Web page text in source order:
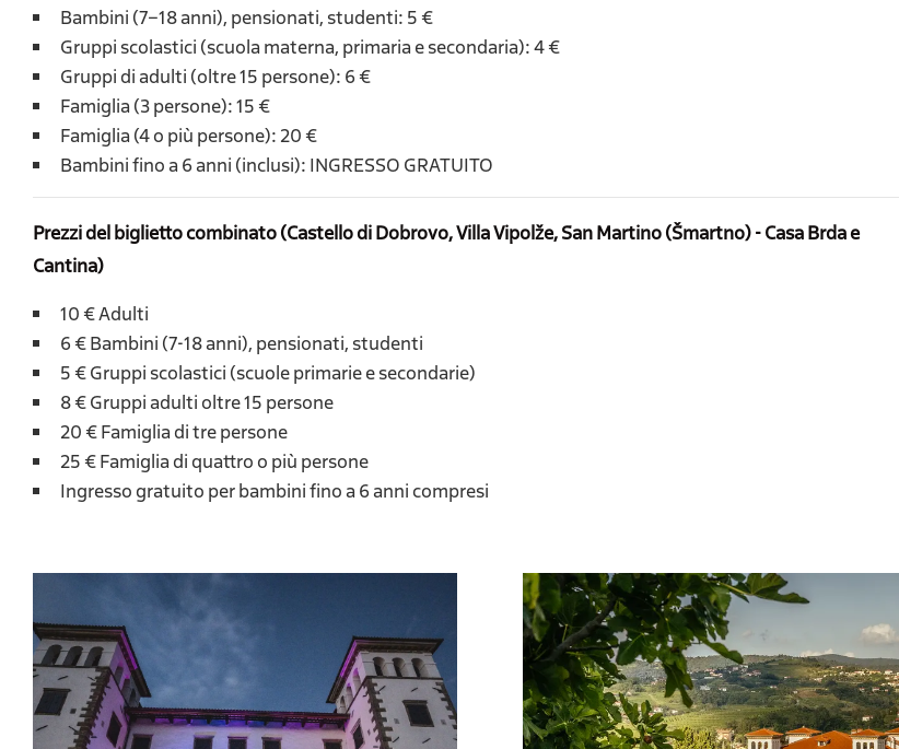
Bambini (7–18 anni), pensionati, studenti: 5 €
Gruppi scolastici (scuola materna, primaria e secondaria): 4 €
Gruppi di adulti (oltre 15 persone): 6 €
Famiglia (3 persone): 15 €
Famiglia (4 o più persone): 20 €
Bambini fino a 6 anni (inclusi): INGRESSO GRATUITO
Prezzi del biglietto combinato (Castello di Dobrovo, Villa Vipolže, San Martino (Šmartno) - Casa Brda e
Cantina)
10 € Adulti
6 € Bambini (7-18 anni), pensionati, studenti
5 € Gruppi scolastici (scuole primarie e secondarie)
​8 € Gruppi adulti oltre 15 persone
20 € Famiglia di tre persone
25 € Famiglia di quattro o più persone
Ingresso gratuito per bambini fino a 6 anni compresi